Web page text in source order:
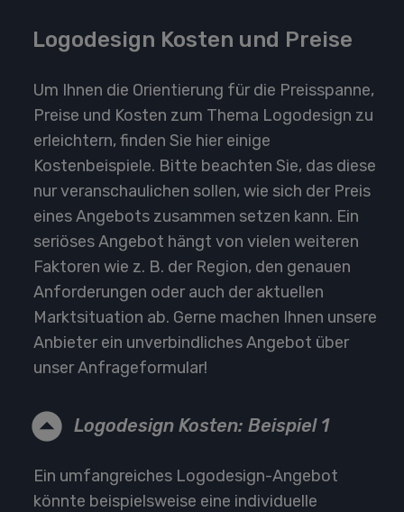
Logodesign Kosten und Preise
Um Ihnen die Orientierung für die Preisspanne,
Preise und Kosten zum Thema Logodesign zu
erleichtern, finden Sie hier einige
Kostenbeispiele. Bitte beachten Sie, das diese
nur veranschaulichen sollen, wie sich der Preis
eines Angebots zusammen setzen kann. Ein
seriöses Angebot hängt von vielen weiteren
Faktoren wie z. B. der Region, den genauen
Anforderungen oder auch der aktuellen
Marktsituation ab. Gerne machen Ihnen unsere
Anbieter ein unverbindliches Angebot über
unser Anfrageformular!
Logodesign Kosten: Beispiel 1
Ein umfangreiches Logodesign-Angebot
könnte beispielsweise eine individuelle